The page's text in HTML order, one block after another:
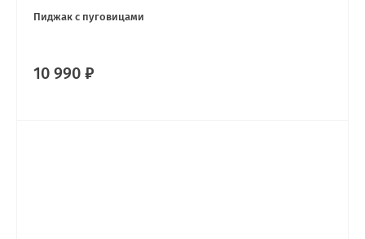
Пиджак с пуговицами
10 990 ₽